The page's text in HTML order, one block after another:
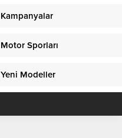
Kampanyalar
Motor Sporları
Yeni Modeller